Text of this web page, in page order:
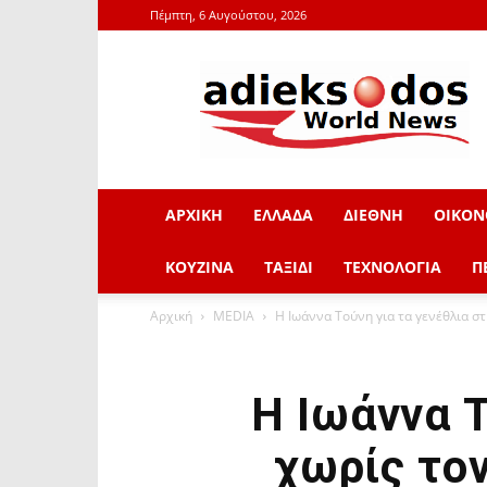
Πέμπτη, 6 Αυγούστου, 2026
adieksodos.gr
ΑΡΧΙΚΗ ΕΛΛΑΔΑ ΔΙΕΘΝΗ
ΚΟΥΖΙΝΑ ΤΑΞΙΔΙ ΤΕΧΝΟΛΟΓΙΑ
Αρχική MEDIA Η Ιωάννα Τούνη για τα γενέθλια
Η Ιωάννα
χωρίς